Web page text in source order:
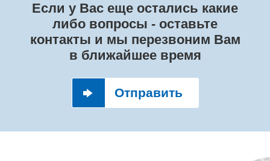
Если у Вас еще остались какие
либо вопросы - оставьте
контакты и мы перезвоним Вам
в ближайшее время
Отправить